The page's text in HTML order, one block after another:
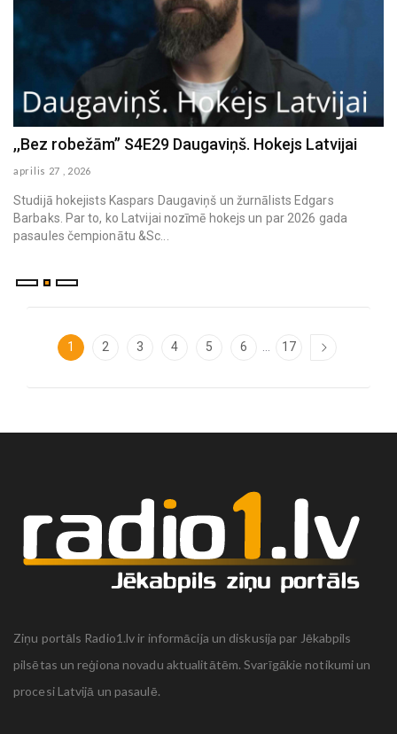
,,Bez robežām’’ S4E29 Daugaviņš. Hokejs Latvijai
aprilis 27 , 2026
Studijā hokejists Kaspars Daugaviņš un žurnālists Edgars
Barbaks. Par to, ko Latvijai nozīmē hokejs un par 2026 gada
pasaules čempionātu &Sc...
1 2 3 4 5 6 17
Ziņu portāls Radio1.lv ir informācija un diskusija par Jēkabpils
pilsētas un reģiona novadu aktualitātēm. Svarīgākie notikumi un
procesi Latvijā un pasaulē.